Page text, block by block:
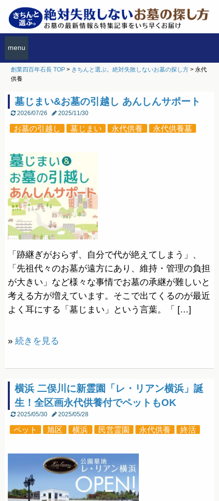
menu
創業四百年石長 TOP > きちんと選ぶ。絶対失敗しないお墓の探し方 >永代
供養
墓じまい&お墓の引越し あんしんサポート
2026/07/26 2025/11/30
お墓の引越し 墓じまい 永代供養 永代供養墓
「跡継ぎがおらず、自分で代が絶えてしまう」、
「先祖代々のお墓が遠方にあり、維持・管理の負担
が大きい」など様々な事情でお墓の承継が難しいと
考える方が増えています。そこで出てくるのが最近
よく耳にする「墓じまい」という言葉。「 […]
» 続きを見る
横浜 二俣川に新霊園「レ・リアン横浜」誕
生！全区画永代供養付でペットもOK
2025/05/30 2025/05/28
ペット 旭区 横浜 民営霊園 永代供養 終活